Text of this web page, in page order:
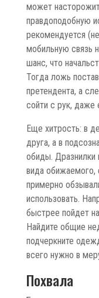
может
правдоподобную
рекомендуется
мобильную связь
шанс, что
Тогда ложь
претендента, а
сойти с рук, даже
Еще хитрость: в
друга, а в
обиды. Дразнилки
вида обижаемого,
примерно
использовать.
быстрее пойдет
Найдите общие
подчеркните
всего нужно в
Похвала